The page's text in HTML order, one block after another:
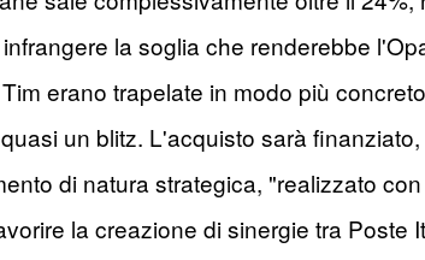
la soglia che renderebbe
erano trapelate in modo più
un blitz. L'acquisto sarà
di natura strategica, "realizzato
la creazione di sinergie tra Poste